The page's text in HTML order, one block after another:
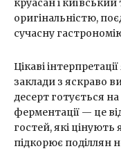
круасан і
оригінальністю,
сучасну
Цікаві
заклади з яскраво
десерт готується
ферментації — це
гостей, які цінують
підкорює поділлян